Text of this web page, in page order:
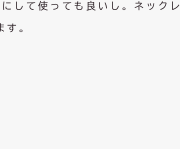
して使っても良いし。ネックレ
す。